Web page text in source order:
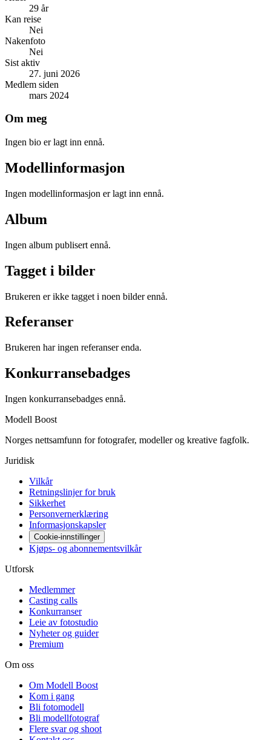
29 år
Kan reise
Nei
Nakenfoto
Nei
Sist aktiv
27. juni 2026
Medlem siden
mars 2024
Om meg
Ingen bio er lagt inn ennå.
Modellinformasjon
Ingen modellinformasjon er lagt inn ennå.
Album
Ingen album publisert ennå.
Tagget i bilder
Brukeren er ikke tagget i noen bilder ennå.
Referanser
Brukeren har ingen referanser enda.
Konkurransebadges
Ingen konkurransebadges ennå.
Modell Boost
Norges nettsamfunn for fotografer, modeller og kreative fagfolk.
Juridisk
Vilkår
Retningslinjer for bruk
Sikkerhet
Personvernerklæring
Informasjonskapsler
Cookie-innstillinger
Kjøps- og abonnementsvilkår
Utforsk
Medlemmer
Casting calls
Konkurranser
Leie av fotostudio
Nyheter og guider
Premium
Om oss
Om Modell Boost
Kom i gang
Bli fotomodell
Bli modellfotograf
Flere svar og shoot